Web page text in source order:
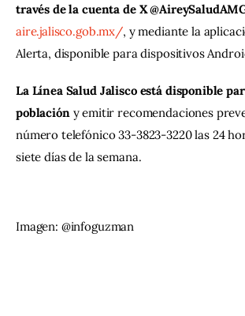
través de la cuenta de X
aire.jalisco.gob.mx/, y mediante la
Alerta, disponible para dispositivos
La Línea Salud Jalisco está disponible
población y emitir recomendaciones
número telefónico 33-3823-3220 las 24
siete días de la semana.
Imagen: @infoguzman